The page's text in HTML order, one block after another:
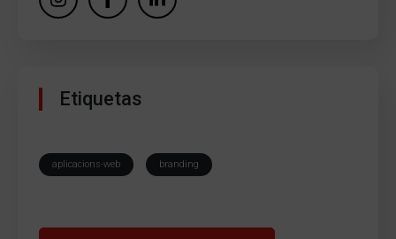
Etiquetas
aplicacions-web branding